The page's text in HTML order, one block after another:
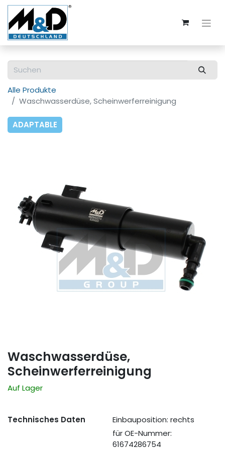
Alle Produkte
Waschwasserdüse, Scheinwerferreinigung
ADAPTABLE
Waschwasserdüse,
Scheinwerferreinigung
Auf Lager
Technisches Daten
Einbauposition: rechts
für OE-Nummer:
61674286754